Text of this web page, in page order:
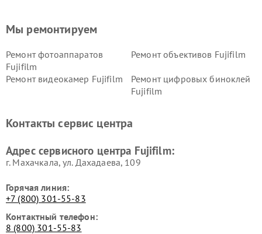
Мы ремонтируем
Ремонт фотоаппаратов
Fujifilm
Ремонт объективов Fujifilm
Ремонт видеокамер Fujifilm
Ремонт цифровых биноклей
Fujifilm
Контакты сервис центра
Адрес сервисного центра Fujifilm:
г. Махачкала, ул. Дахадаева, 109
Горячая линия:
+7 (800) 301-55-83
Контактный телефон:
8 (800) 301-55-83